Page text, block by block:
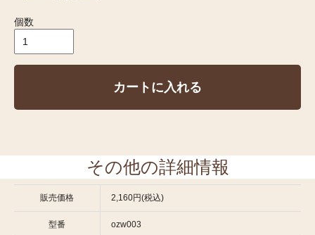
個数
カートに入れる
その他の詳細情報
販売価格 2,160円(税込)
型番 ozw003